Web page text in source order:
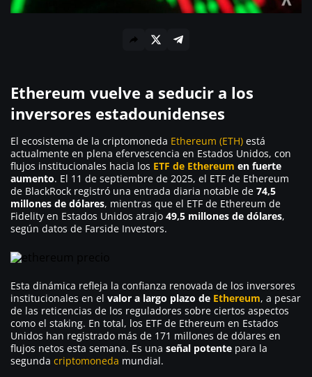
Ethereum vuelve a seducir a los
inversores estadounidenses
El ecosistema de la criptomoneda Ethereum (ETH) está
actualmente en plena efervescencia en Estados Unidos, con
flujos institucionales hacia los ETF de Ethereum en fuerte
aumento. El 11 de septiembre de 2025, el ETF de Ethereum
de BlackRock registró una entrada diaria notable de 74,5
millones de dólares, mientras que el ETF de Ethereum de
Fidelity en Estados Unidos atrajo 49,5 millones de dólares,
según datos de Farside Investors.
Esta dinámica refleja la confianza renovada de los inversores
institucionales en el valor a largo plazo de Ethereum, a pesar
de las reticencias de los reguladores sobre ciertos aspectos
como el staking. En total, los ETF de Ethereum en Estados
Unidos han registrado más de 171 millones de dólares en
flujos netos esta semana. Es una señal potente para la
segunda criptomoneda mundial.